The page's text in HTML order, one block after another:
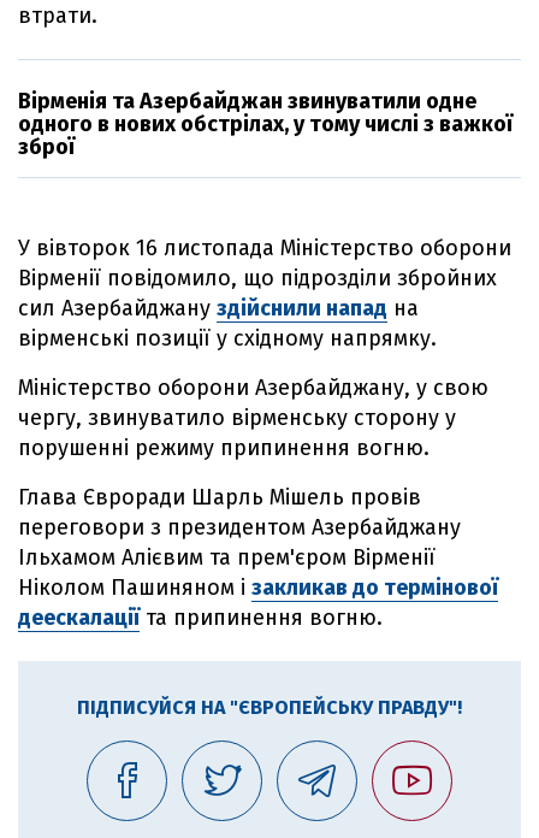
втрати.
Вірменія та Азербайджан звинуватили одне
одного в нових обстрілах, у тому числі з важкої
зброї
У вівторок 16 листопада Міністерство оборони
Вірменії повідомило, що підрозділи збройних
сил Азербайджану здійснили напад на
вірменські позиції у східному напрямку.
Міністерство оборони Азербайджану, у свою
чергу, звинуватило вірменську сторону у
порушенні режиму припинення вогню.
Глава Євроради Шарль Мішель провів
переговори з президентом Азербайджану
Ільхамом Алієвим та прем'єром Вірменії
Ніколом Пашиняном і закликав до термінової
деескалаціїта припинення вогню.
ПІДПИСУЙСЯ НА "ЄВРОПЕЙСЬКУ ПРАВДУ"!